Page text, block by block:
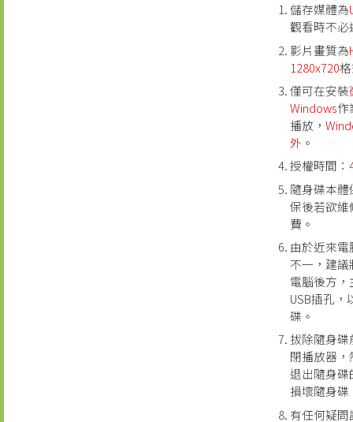
儲存媒體為
觀看時不必
影片畫質為
1280x720
僅可在安裝
Windows作
播放，
外 。
授權時間：
隨身碟本體
保後若欲
費。
由於近來
不一，建
電腦後方
USB插孔，
碟。
拔除隨身
閉播放器
退出隨身
損壞隨身碟
有任何疑